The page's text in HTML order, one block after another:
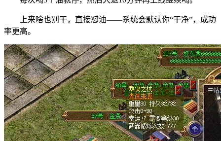
上来啥也别干，直接怼油——系统会默认你“干净”，成功
率更高。